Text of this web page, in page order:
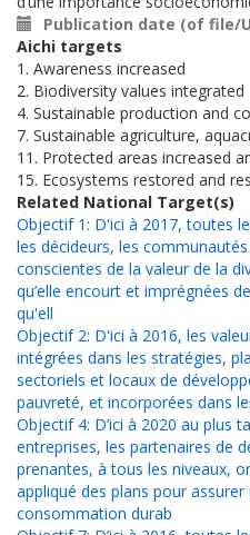
Publication date (of file/
Aichi targets
1. Awareness increased
2. Biodiversity values integrated
4. Sustainable production and
7. Sustainable agriculture,
11. Protected areas increased
15. Ecosystems restored and
Related National Target(s)
Objectif 1: D'ici à 2017, toutes
les décideurs, les
conscientes de la valeur de la
qu’elle encourt et imprégnées
qu'ell
Objectif 2: D'ici à 2016, les
intégrées dans les stratégies,
sectoriels et locaux de
pauvreté, et incorporées dans
Objectif 4: D’ici à 2020 au plus
entreprises, les partenaires de
prenantes, à tous les niveaux,
appliqué des plans pour
consommation durab